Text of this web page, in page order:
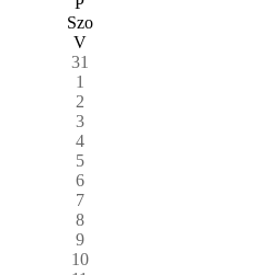
Szo
V
31
1
2
3
4
5
6
7
8
9
10